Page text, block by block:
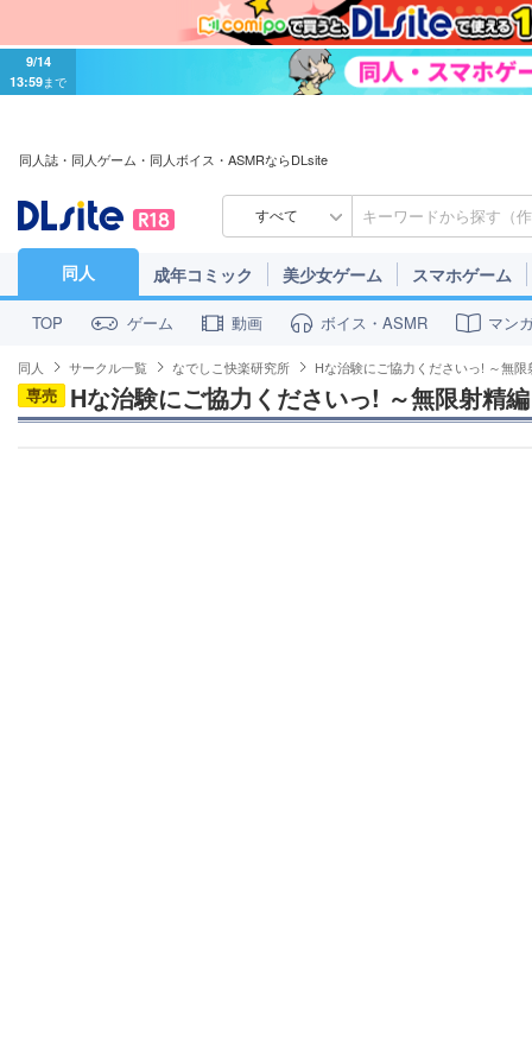
9/14
13:59まで
同人誌・同人ゲーム・同人ボイス・ASMRならDLsite
すべて
同人 成年コミック 美少女ゲーム スマホゲーム
TOP ゲーム 動画 ボイス・ASMR マン
同人 サークル一覧 なでしこ快楽研究所 Hな治験にご協力くださいっ! ～無限
専売 Hな治験にご協力くださいっ! ～無限射精